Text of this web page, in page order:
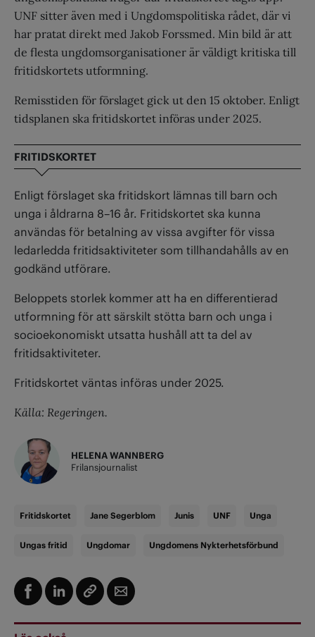
UNF sitter även med i Ungdomspolitiska rådet, där vi
har pratat direkt med Jakob Forssmed. Min bild är att
de flesta ungdomsorganisationer är väldigt kritiska till
fritidskortets utformning.
Remisstiden för förslaget gick ut den 15 oktober. Enligt
tidsplanen ska fritidskortet införas under 2025.
FRITIDSKORTET
Enligt förslaget ska fritidskort lämnas till barn och
unga i åldrarna 8–16 år. Fritidskortet ska kunna
användas för betalning av vissa avgifter för vissa
ledarledda fritids­aktiviteter som tillhandahålls av en
godkänd utförare.
Beloppets storlek kommer att ha en differentierad
utformning för att särskilt stötta barn och unga i
socioekonomiskt utsatta hushåll att ta del av
fritidsaktiviteter.
Fritidskortet väntas införas under 2025.
Källa: Regeringen.
HELENA WANNBERG
Frilansjournalist
Fritidskortet Jane Segerblom Junis UNF Unga
Ungas fritid Ungdomar Ungdomens Nykterhetsförbund